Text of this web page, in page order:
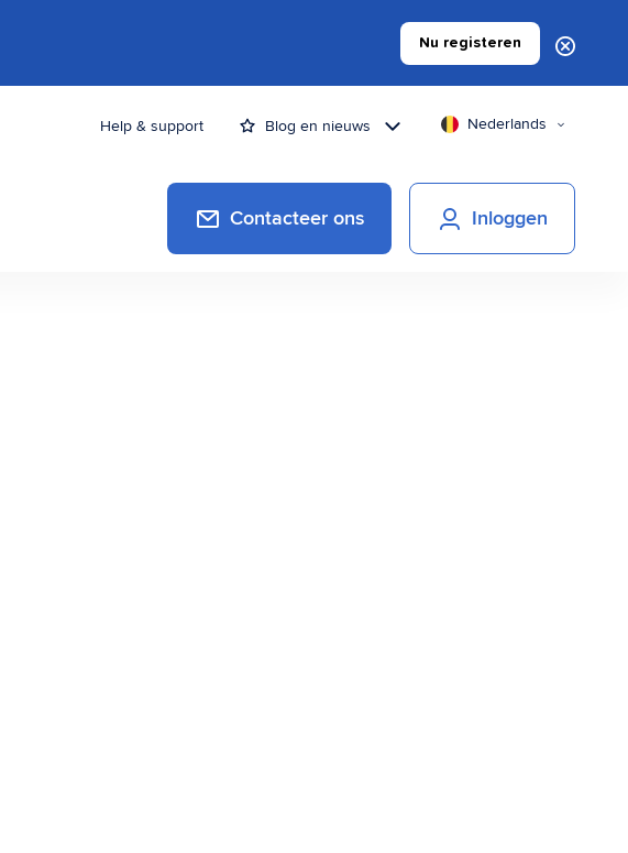
Nu registeren
Help & support Blog en nieuws Nederlands
Contacteer ons Inloggen